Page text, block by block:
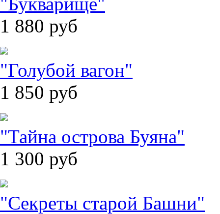
1 880 руб
"Голубой вагон"
1 850 руб
"Тайна острова Буяна"
1 300 руб
"Секреты старой Башни"